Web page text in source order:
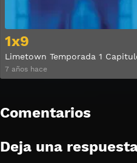
1x9
Limetown Temporada 1
7 años hace
Comentarios
Deja una